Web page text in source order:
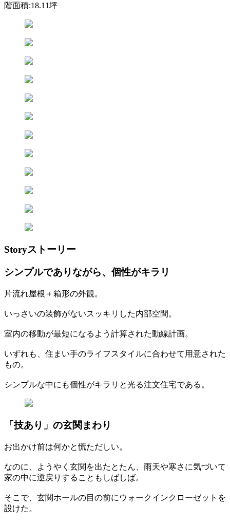
階面積:18.11坪
Storyストーリー
シンプルでありながら、個性がキラリ
片流れ屋根＋箱形の外観。
いっさいの装飾がないスッキリした内部空間。
室内の移動が最短になるよう計算された動線計画。
いずれも、住まい手のライフスタイルに合わせて用意された
もの。
シンプルな中にも個性がキラリと光る注文住宅である。
「技あり」の玄関まわり
お出かけ前は何かと慌ただしい。
なのに、ようやく玄関を出たとたん、雨天や寒さに気づいて
家の中に逆戻りすることもしばしば。
そこで、玄関ホールの目の前にウォークインクローゼットを
設けた。